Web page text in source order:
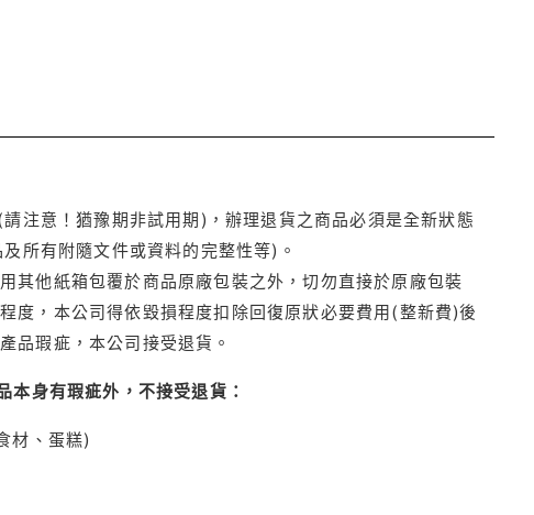
注意！猶豫期非試用期)，辦理退貨之商品必須是全新狀態
所有附隨文件或資料的完整性等)。
其他紙箱包覆於商品原廠包裝之外，切勿直接於原廠包裝
度，本公司得依毀損程度扣除回復原狀必要費用(整新費)後
品瑕疵，本公司接受退貨。
身有瑕疵外，不接受退貨：
材、蛋糕)